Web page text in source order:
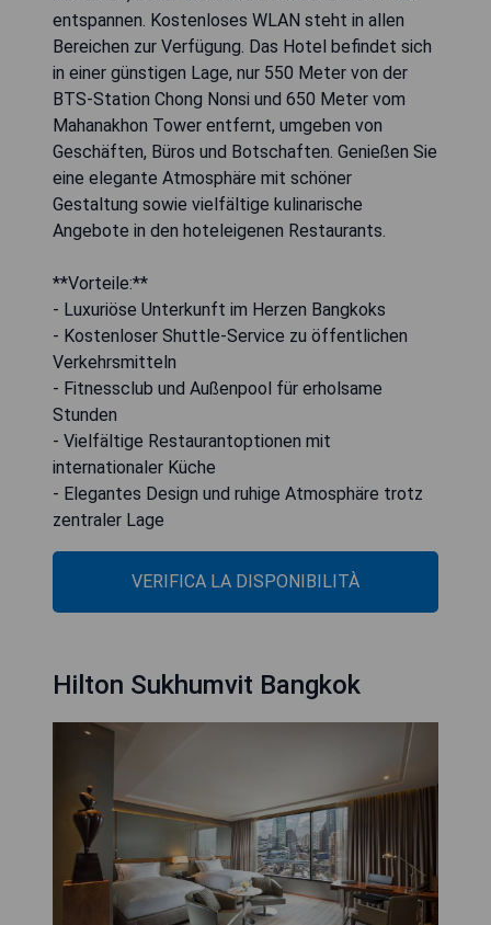
entspannen. Kostenloses WLAN steht in allen
Bereichen zur Verfügung. Das Hotel befindet sich
in einer günstigen Lage, nur 550 Meter von der
BTS-Station Chong Nonsi und 650 Meter vom
Mahanakhon Tower entfernt, umgeben von
Geschäften, Büros und Botschaften. Genießen Sie
eine elegante Atmosphäre mit schöner
Gestaltung sowie vielfältige kulinarische
Angebote in den hoteleigenen Restaurants.
**Vorteile:**
- Luxuriöse Unterkunft im Herzen Bangkoks
- Kostenloser Shuttle-Service zu öffentlichen
Verkehrsmitteln
- Fitnessclub und Außenpool für erholsame
Stunden
- Vielfältige Restaurantoptionen mit
internationaler Küche
- Elegantes Design und ruhige Atmosphäre trotz
zentraler Lage
VERIFICA LA DISPONIBILITÀ
Hilton Sukhumvit Bangkok